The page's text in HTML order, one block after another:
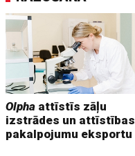
Olpha attīstīs zāļu
izstrādes un attīstības
pakalpojumu eksportu